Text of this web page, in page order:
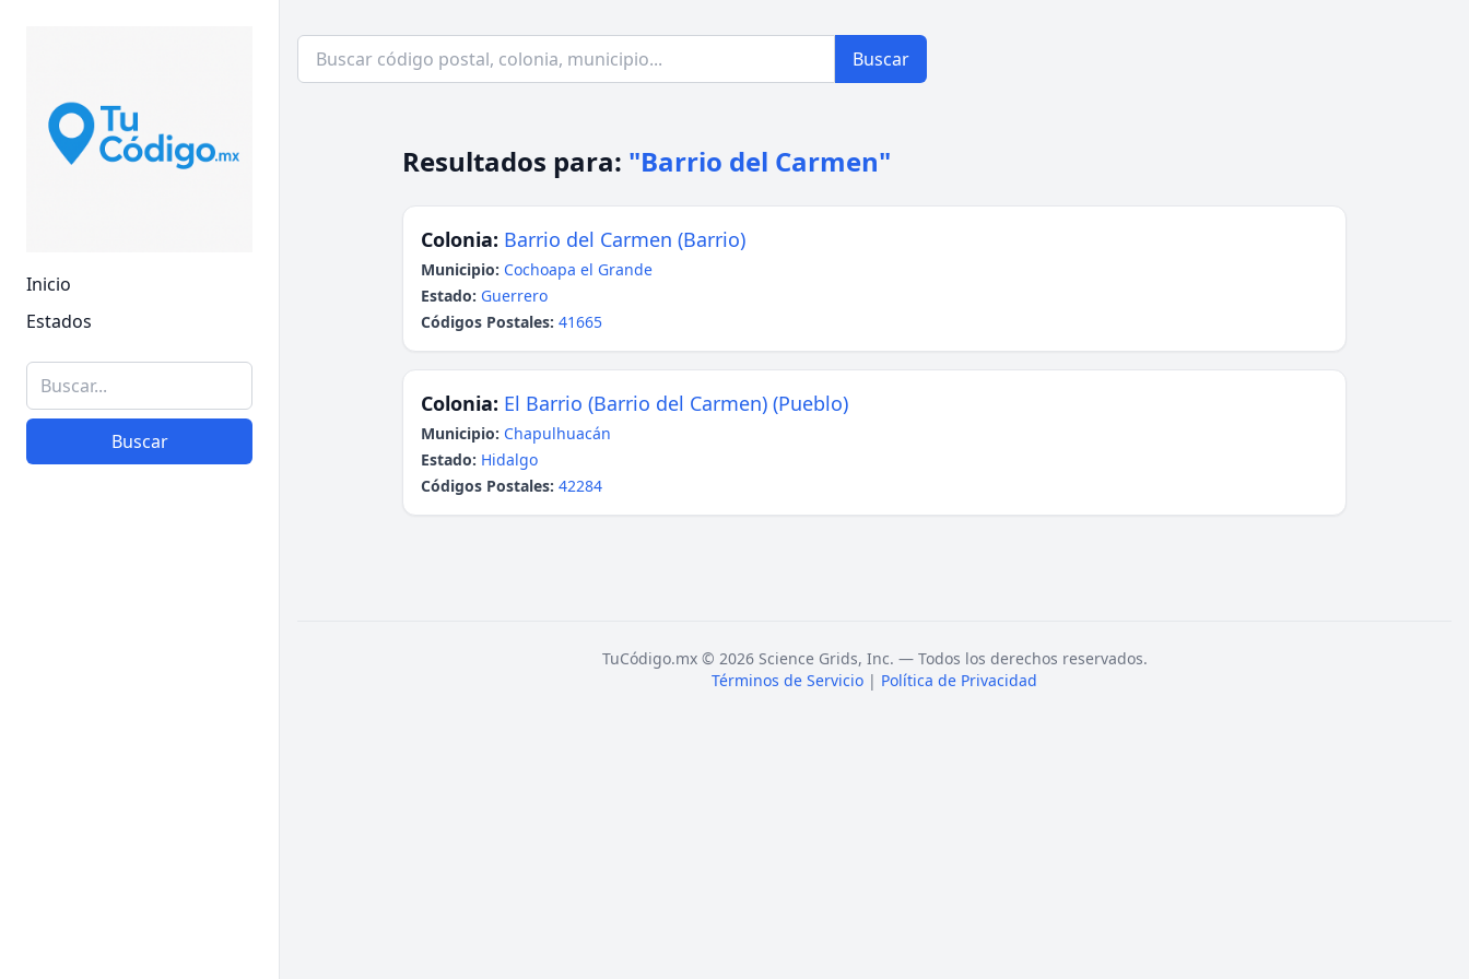
Inicio
Estados
Buscar
Buscar
Resultados para: "Barrio del Carmen"
Colonia: Barrio del Carmen (Barrio)
Municipio: Cochoapa el Grande
Estado: Guerrero
Códigos Postales: 41665
Colonia: El Barrio (Barrio del Carmen) (Pueblo)
Municipio: Chapulhuacán
Estado: Hidalgo
Códigos Postales: 42284
TuCódigo.mx © 2026 Science Grids, Inc. — Todos los derechos reservados.
Términos de Servicio | Política de Privacidad